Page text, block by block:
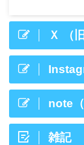
Ｘ （
note
雑記